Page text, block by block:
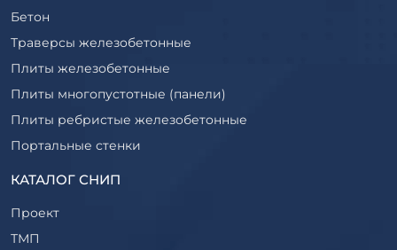
Бетон
Траверсы железобетонные
Плиты железобетонные
Плиты многопустотные (панели)
Плиты ребристые железобетонные
Портальные стенки
Прогоны железобетонные
Ригели железобетонные
КАТАЛОГ СНИП
Проект
ТМП